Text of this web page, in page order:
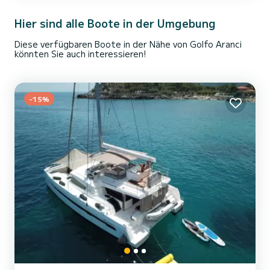
5...
Hier sind alle Boote in der Umgebung
Diese verfügbaren Boote in der Nähe von Golfo Aranci
könnten Sie auch interessieren!
-15%